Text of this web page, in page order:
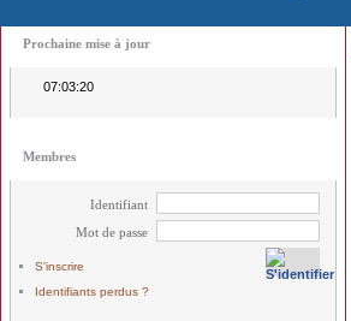
Prochaine mise à jour
07:03:20
Membres
Identifiant
Mot de passe
S'inscrire
Identifiants perdus ?